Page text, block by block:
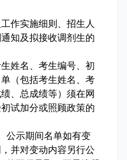
作实施细则、招生人
知及拟接收调剂生的
姓名、考生编号、初
（包括考生姓名、考
、总成绩等）须在网
试加分或照顾政策的
公示期间名单如有变
并对变动内容另行公